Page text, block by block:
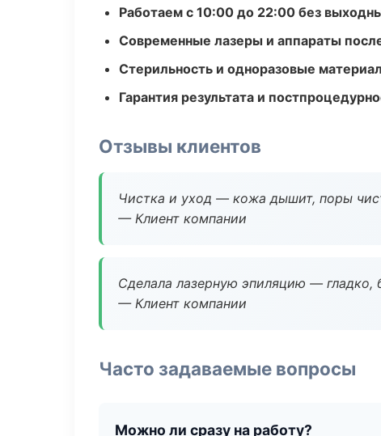
Работаем с 10:00 до 22:00 без
Современные лазеры и аппараты
Стерильность и одноразовые
Гарантия результата и
Отзывы клиентов
Чистка и уход — кожа дышит, поры
— Клиент компании
Сделала лазерную эпиляцию — гладко,
— Клиент компании
Часто задаваемые вопросы
Можно ли сразу на работу?